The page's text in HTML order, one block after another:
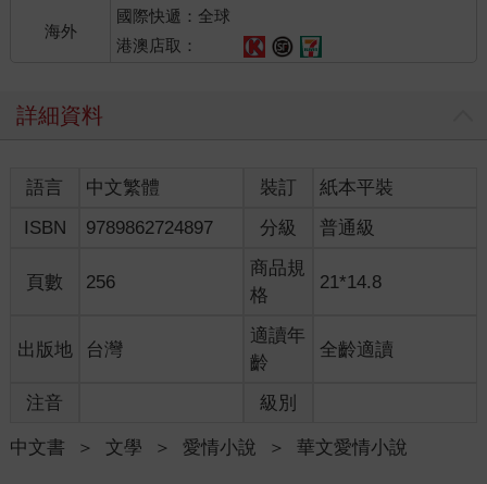
海外
國際快遞：全球
港澳店取：
詳細資料
語言 中文繁體 裝訂
紙本平裝
ISBN
9789862724897 分級 普通級
頁數 256
商品規
格
21*14.8
出版地 台灣
適讀年
齡
全齡適讀
注音 級別
中文書 ＞ 文學 ＞ 愛情小說 ＞ 華文愛情小說